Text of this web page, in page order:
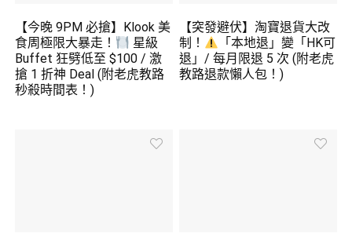
【今晚 9PM 必搶】Klook 美
食周極限大暴走！
星級
Buffet 狂劈低至 $100 / 激
搶 1 折神 Deal (附老虎教路
秒殺時間表！)
【突發避伏】淘寶退貨大改
制！
「本地退」變「HK可
退」/ 每月限退 5 次 (附老虎
教路退款懶人包！)